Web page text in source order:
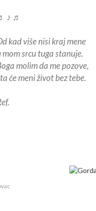
♪ ♬
kad više nisi kraj mene
mom srcu tuga stanuje.
molim da me pozove,
će meni život bez tebe.